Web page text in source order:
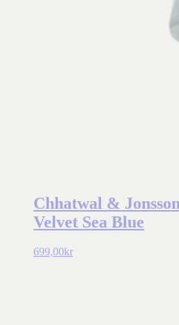
Chhatwal &
Velvet Sea Blue
699,00kr